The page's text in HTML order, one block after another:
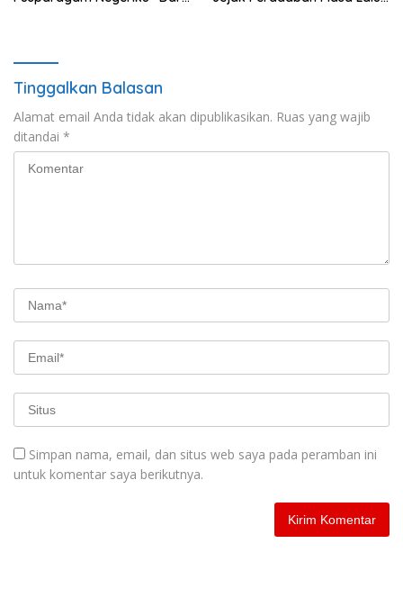
Tinggalkan Balasan
Alamat email Anda tidak akan dipublikasikan. Ruas yang wajib
ditandai *
Simpan nama, email, dan situs web saya pada peramban ini
untuk komentar saya berikutnya.